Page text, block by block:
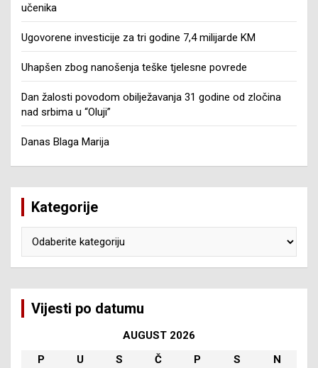
učenika
Ugovorene investicije za tri godine 7,4 milijarde KM
Uhapšen zbog nanošenja teške tjelesne povrede
Dan žalosti povodom obilježavanja 31 godine od zločina
nad srbima u “Oluji”
Danas Blaga Marija
Kategorije
Vijesti po datumu
AUGUST 2026
P
U S Č P S
N